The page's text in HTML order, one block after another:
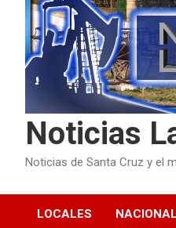
Noticias
Noticias de Santa Cruz y el
LOCALES